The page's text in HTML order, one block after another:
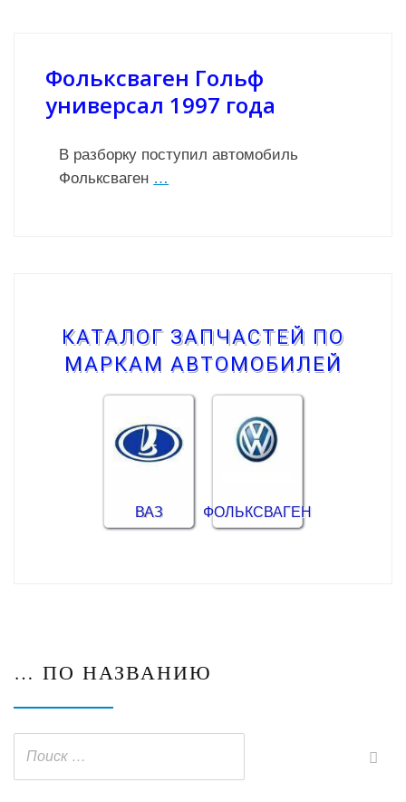
Фольксваген Гольф
универсал 1997 года
В разборку поступил автомобиль
Фольксваген …
КАТАЛОГ ЗАПЧАСТЕЙ ПО
МАРКАМ АВТОМОБИЛЕЙ
ВАЗ ФОЛЬКСВАГЕН
… ПО НАЗВАНИЮ